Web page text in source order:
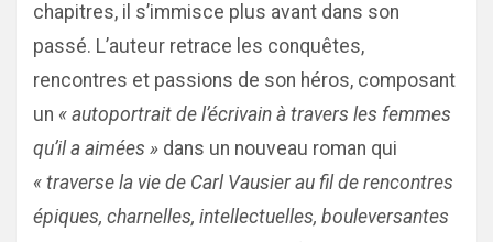
chapitres, il s’immisce plus avant dans son
passé. L’auteur retrace les conquêtes,
rencontres et passions de son héros, composant
un « autoportrait de l’écrivain à travers les femmes
qu’il a aimées » dans un nouveau roman qui
« traverse la vie de Carl Vausier au fil de rencontres
épiques, charnelles, intellectuelles, bouleversantes